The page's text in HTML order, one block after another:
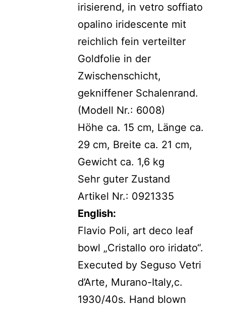
irisierend, in vetro soffiato
opalino iridescente mit
reichlich fein verteilter
Goldfolie in der
Zwischenschicht,
gekniffener Schalenrand.
(Modell Nr.: 6008)
Höhe ca. 15 cm, Länge ca.
29 cm, Breite ca. 21 cm,
Gewicht ca. 1,6 kg
Sehr guter Zustand
Artikel Nr.: 0921335
English:
Flavio Poli, art deco leaf
bowl „Cristallo oro iridato“.
Executed by Seguso Vetri
d’Arte, Murano-Italy,c.
1930/40s. Hand blown